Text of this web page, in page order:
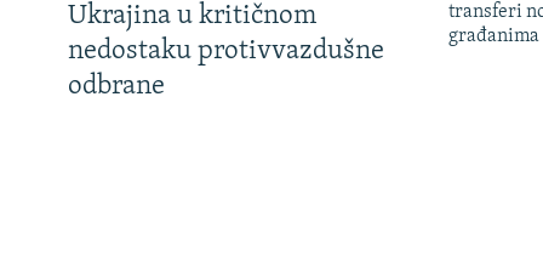
Ukrajina u kritičnom
nedostaku protivvazdušne
odbrane
transferi
građanima